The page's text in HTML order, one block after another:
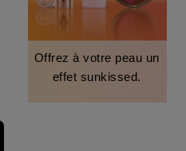
Offrez à votre peau un
effet sunkissed.